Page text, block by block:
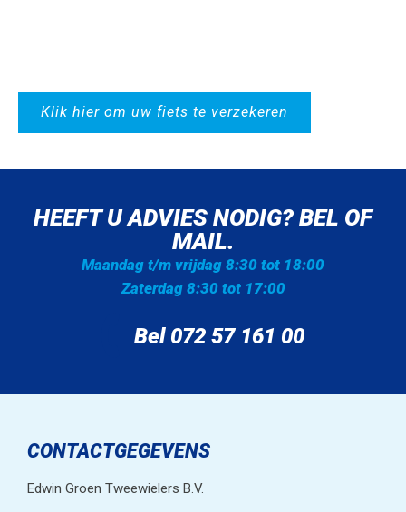
Klik hier om uw fiets te verzekeren
HEEFT U ADVIES NODIG? BEL OF
MAIL.
Maandag t/m vrijdag 8:30 tot 18:00
Zaterdag 8:30 tot 17:00
Bel 072 57 161 00
CONTACTGEGEVENS
Edwin Groen Tweewielers B.V.